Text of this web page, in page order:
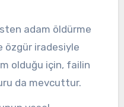
adam öldürme
özgür iradesiyle
olduğu için, failin
da mevcuttur.